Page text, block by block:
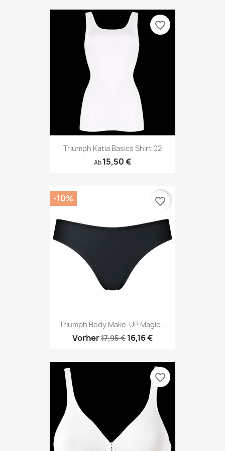
Triumph Katia Basics Shirt 02
Ab 15,50 €
favorite_border
Triumph Body Make-UP Magic...
Vorher17,95 € 16,16 €
-10% favorite_border
favorite_border